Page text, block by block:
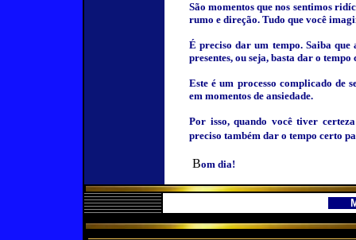
São momentos que nos sentimos
rumo e direção. Tudo que você
É preciso dar um tempo. Saiba que
presentes, ou seja, basta dar o
Este é um processo complicado de
em momentos de ansiedade.
Por isso, quando você tiver
preciso também dar o tempo certo
Bom dia!